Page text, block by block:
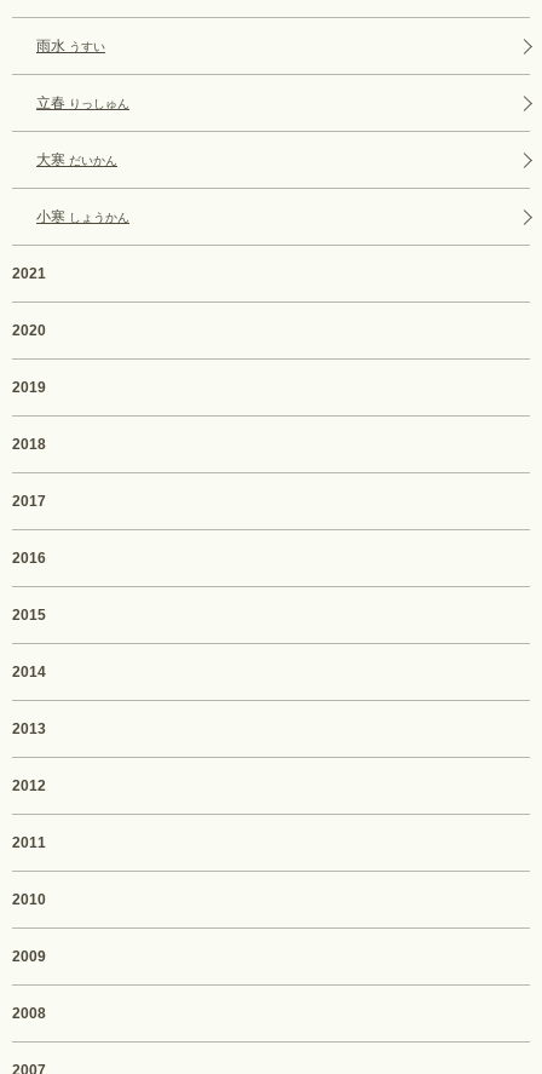
雨水 うすい
立春 りっしゅん
大寒 だいかん
小寒 しょうかん
2021
2020
2019
2018
2017
2016
2015
2014
2013
2012
2011
2010
2009
2008
2007